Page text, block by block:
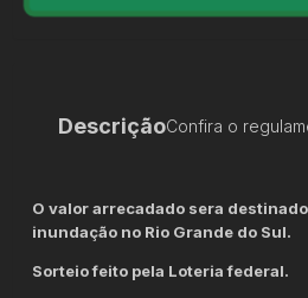
DescriçãoConfira o
O valor arrecadado sera
inundação no Rio Grande do Sul.
Sorteio feito pela Loteria federal.